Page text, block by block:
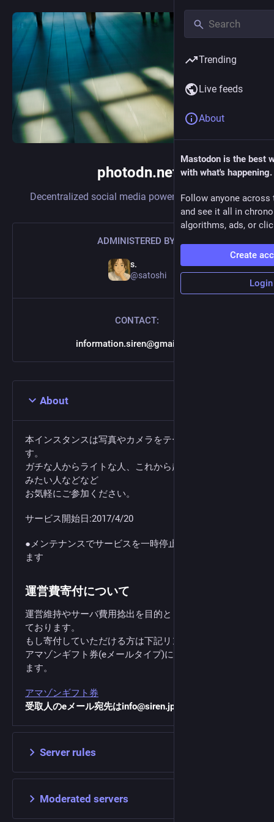
photodn.net
Decentralized social media powered byMastodon
ADMINISTERED BY:
s.
@satoshi
CONTACT:
information.siren@gmail.com
About
本インスタンスは写真やカメラをテーマとしていま
す。
ガチな人からライトな人、これから趣味としてやって
みたい人などなど
お気軽にご参加ください。
サービス開始日:2017/4/20
●メンテナンスでサービスを一時停止することがあり
ます
運営費寄付について
運営維持やサーバ費用捻出を目的として、寄付を募っ
ております。
もし寄付していただける方は下記リンクから
アマゾンギフト券(eメールタイプ)にてお願い申し上げ
ます。
アマゾンギフト券
受取人のeメール宛先はinfo@siren.jpでお願い致します
Server rules
Moderated servers
Trending
Live feeds
About
Mastodon is the best
with what's happening.
Follow anyone across
and see it all in
algorithms, ads, or
Create
Login